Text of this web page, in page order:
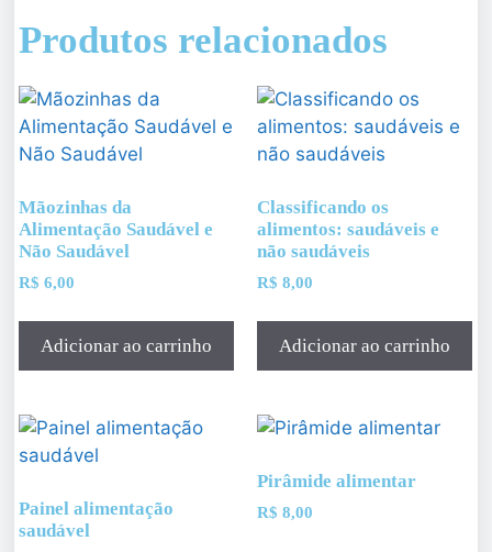
Produtos relacionados
Mãozinhas da
Alimentação Saudável e
Não Saudável
R$ 6,00
Adicionar ao carrinho
Classificando os
alimentos: saudáveis e
não saudáveis
R$ 8,00
Adicionar ao carrinho
Painel alimentação
saudável
Pirâmide alimentar
R$ 8,00